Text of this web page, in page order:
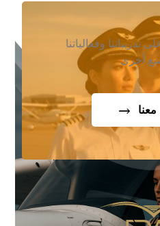
تدريباتنا وفعالياتنا
أخرى